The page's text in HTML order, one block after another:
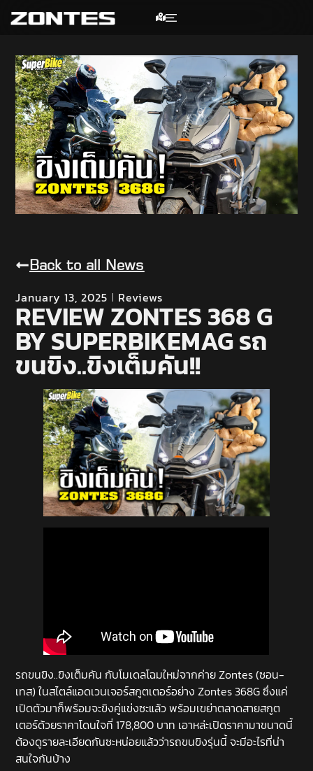
Back to all News
January 13, 2025 Reviews
REVIEW ZONTES 368 G
BY SUPERBIKEMAG รถ
ขนขิง..ขิงเต็มคัน!!
รถขนขิง..ขิงเต็มคัน กับโมเดลโฉมใหม่จากค่าย Zontes (ซอน-
เทส) ในสไตล์แอดเวนเจอร์สกูตเตอร์อย่าง Zontes 368G ซึ่งแค่
เปิดตัวมาก็พร้อมจะขิงคู่แข่งซะแล้ว พร้อมเขย่าตลาดสายสกูต
เตอร์ด้วยราคาโดนใจที่ 178,800 บาท เอาหล่ะเปิดราคามาขนาดนี้
ต้องดูรายละเอียดกันซะหน่อยแล้วว่ารถขนขิงรุ่นนี้ จะมีอะไรที่น่า
สนใจกันบ้าง